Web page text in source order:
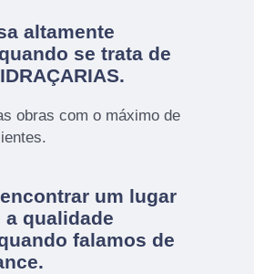
altamente
se trata de
obras com o máximo de
um lugar
a qualidade
falamos de